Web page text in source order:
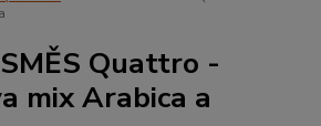
SMĚS Quattro -
mix Arabica a